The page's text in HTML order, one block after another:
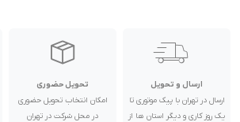
ارسال و تحویل
ارسال در تهران با پیک موتوری تا
یک روز کاری و دیگر استان ها از
تحویل حضوری
امکان انتخاب تحویل حضوری
در محل شرکت در تهران